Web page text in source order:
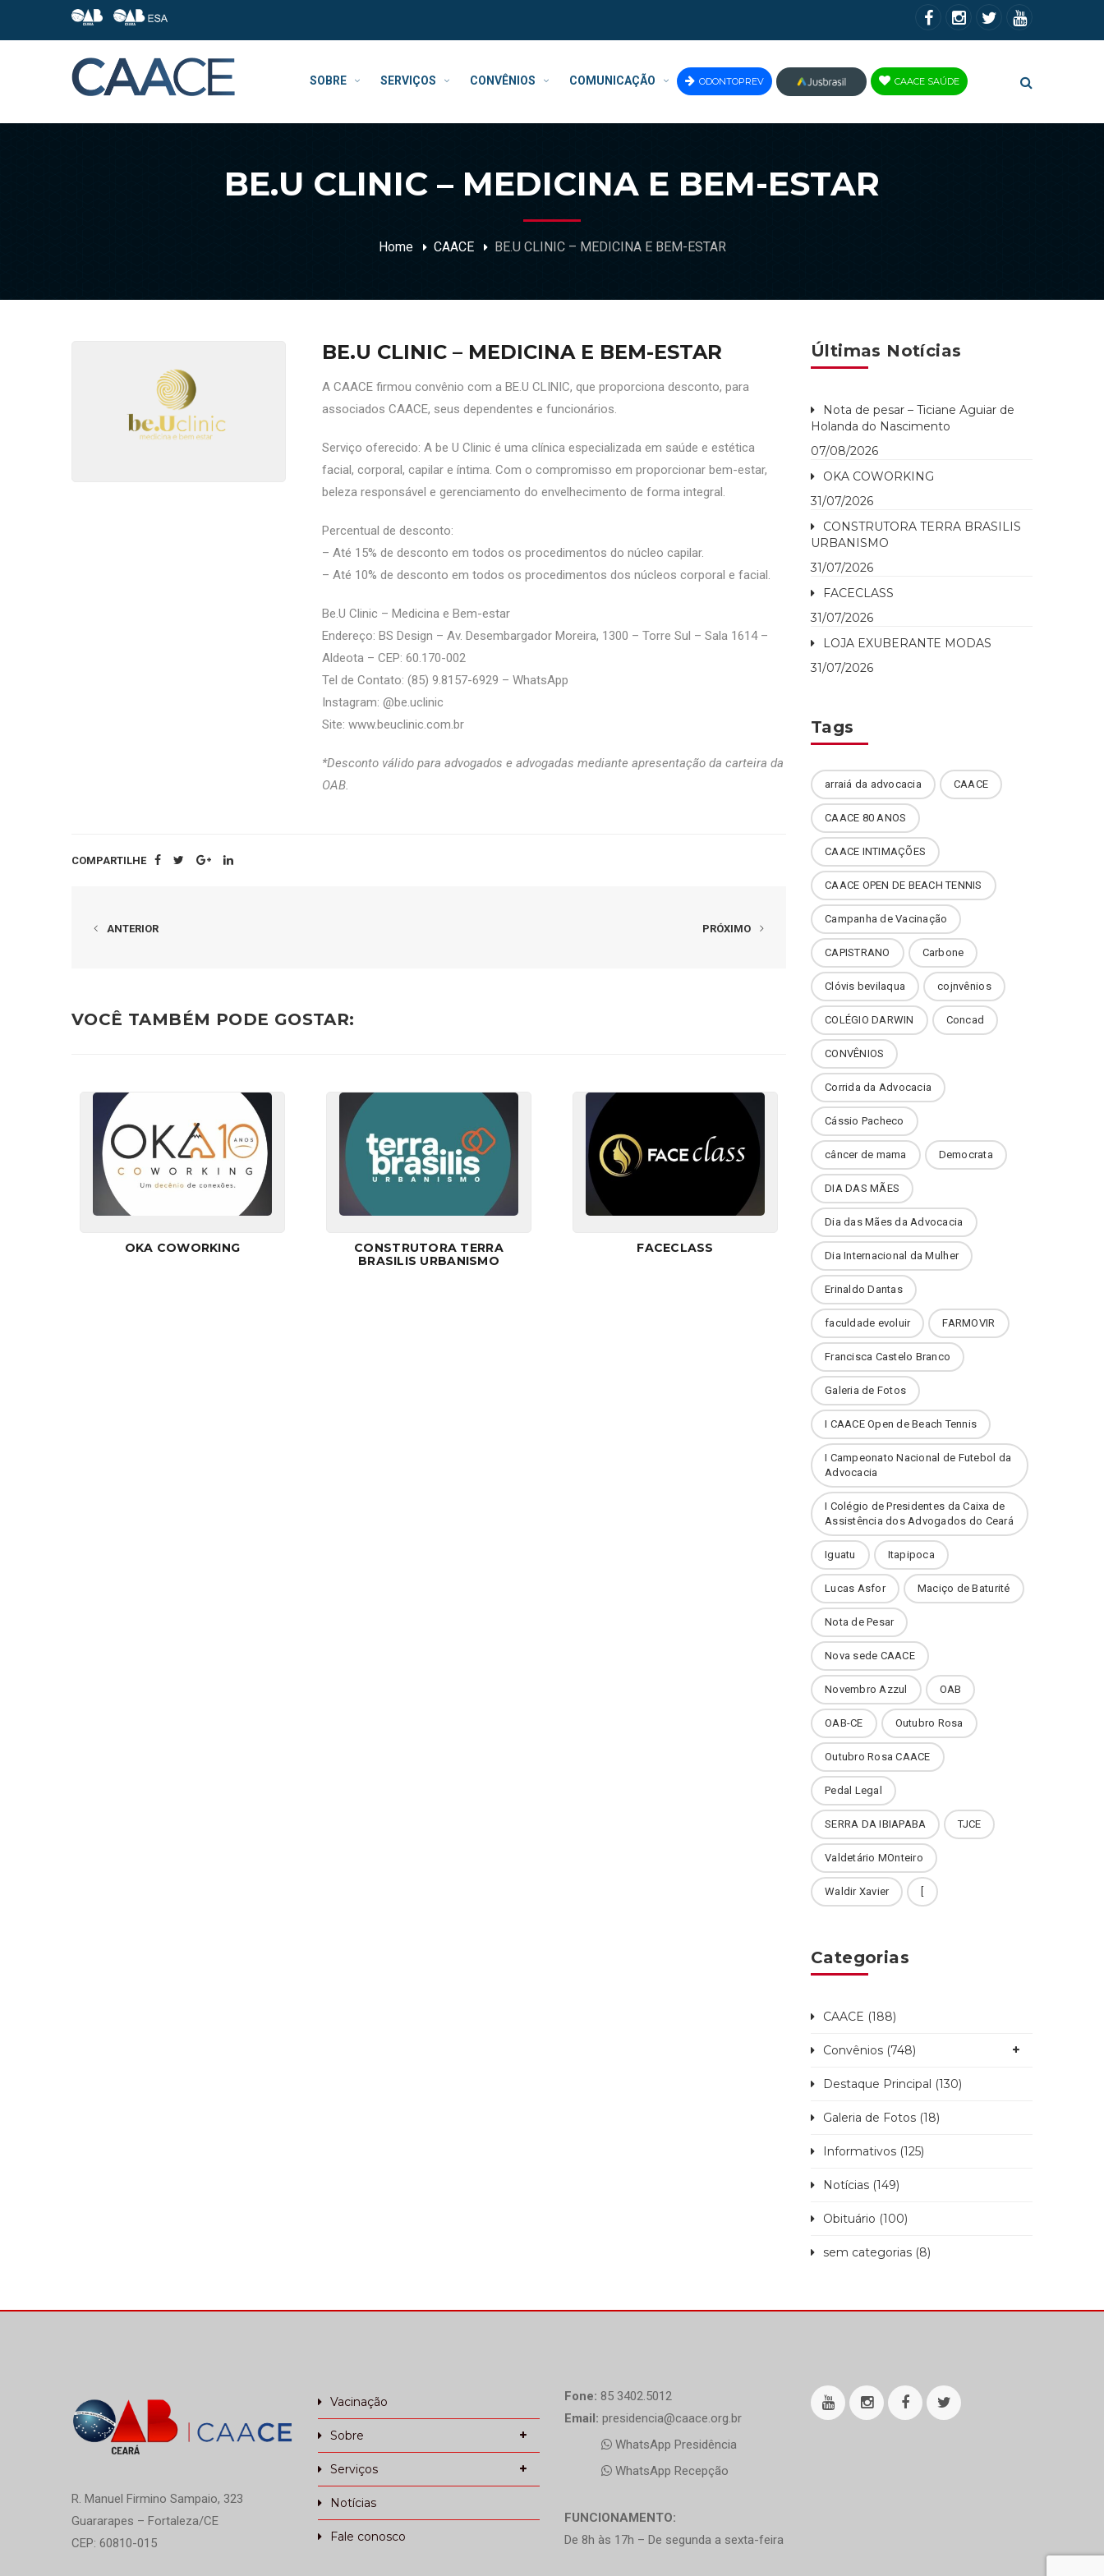
SOBRE SERVIÇOS CONVÊNIOS COMUNICAÇÃO ODONTOPREV
JUS
CAACE SAÚDE
BE.U CLINIC – MEDICINA E BEM-ESTAR
Home CAACE BE.U CLINIC – MEDICINA E BEM-ESTAR
BE.U CLINIC – MEDICINA E BEM-ESTAR
A CAACE firmou convênio com a BE.U CLINIC, que proporciona desconto, para
associados CAACE, seus dependentes e funcionários.
Serviço oferecido: A be U Clinic é uma clínica especializada em saúde e estética
facial, corporal, capilar e íntima. Com o compromisso em proporcionar bem-estar,
beleza responsável e gerenciamento do envelhecimento de forma integral.
Percentual de desconto:
– Até 15% de desconto em todos os procedimentos do núcleo capilar.
– Até 10% de desconto em todos os procedimentos dos núcleos corporal e facial.
Be.U Clinic – Medicina e Bem-estar
Endereço: BS Design – Av. Desembargador Moreira, 1300 – Torre Sul – Sala 1614 –
Aldeota – CEP: 60.170-002
Tel de Contato: (85) 9.8157-6929 – WhatsApp
Instagram: @be.uclinic
Site: www.beuclinic.com.br
*Desconto válido para advogados e advogadas mediante apresentação da carteira da
OAB.
COMPARTILHE
ANTERIOR PRÓXIMO
VOCÊ TAMBÉM PODE GOSTAR:
OKA COWORKING
CONSTRUTORA TERRA
BRASILIS URBANISMO
FACECLASS
Últimas Notícias
Nota de pesar – Ticiane Aguiar de
Holanda do Nascimento
07/08/2026
OKA COWORKING
31/07/2026
CONSTRUTORA TERRA BRASILIS
URBANISMO
31/07/2026
FACECLASS
31/07/2026
LOJA EXUBERANTE MODAS
31/07/2026
Tags
arraiá da advocacia CAACE
CAACE 80 ANOS
CAACE INTIMAÇÕES
CAACE OPEN DE BEACH TENNIS
Campanha de Vacinação
CAPISTRANO Carbone
Clóvis bevilaqua cojnvênios
COLÉGIO DARWIN Concad
CONVÊNIOS
Corrida da Advocacia
Cássio Pacheco
câncer de mama Democrata
DIA DAS MÃES
Dia das Mães da Advocacia
Dia Internacional da Mulher
Erinaldo Dantas
faculdade evoluir FARMOVIR
Francisca Castelo Branco
Galeria de Fotos
I CAACE Open de Beach Tennis
I Campeonato Nacional de Futebol da
Advocacia
I Colégio de Presidentes da Caixa de
Assistência dos Advogados do Ceará
Iguatu Itapipoca
Lucas Asfor Maciço de Baturité
Nota de Pesar
Nova sede CAACE
Novembro Azzul OAB
OAB-CE Outubro Rosa
Outubro Rosa CAACE
Pedal Legal
SERRA DA IBIAPABA TJCE
Valdetário MOnteiro
Waldir Xavier
Categorias
CAACE (188)
Convênios (748)
Destaque Principal (130)
Galeria de Fotos (18)
Informativos (125)
Notícias (149)
Obituário (100)
sem categorias (8)
R. Manuel Firmino Sampaio, 323
Guararapes – Fortaleza/CE
CEP: 60810-015
Vacinação
Sobre
Serviços
Notícias
Fale conosco
Fone: 85 3402.5012
Email: presidencia@caace.org.br
WhatsApp Presidência
WhatsApp Recepção
FUNCIONAMENTO:
De 8h às 17h – De segunda a sexta-feira